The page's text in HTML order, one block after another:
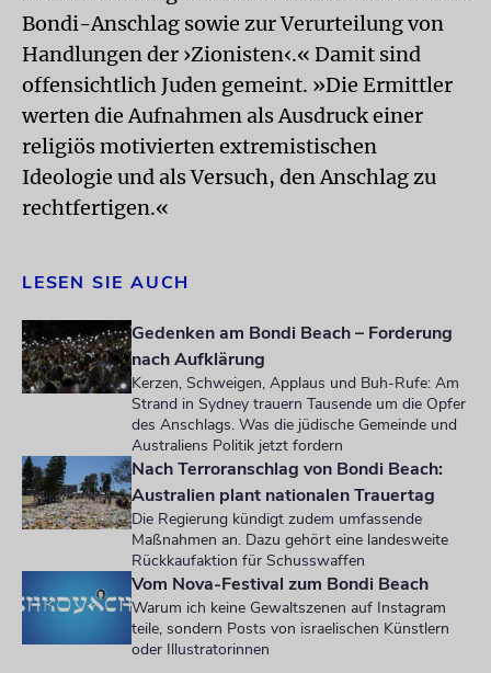
Bondi-Anschlag sowie zur Verurteilung von
Handlungen der ›Zionisten‹.« Damit sind
offensichtlich Juden gemeint. »Die Ermittler
werten die Aufnahmen als Ausdruck einer
religiös motivierten extremistischen
Ideologie und als Versuch, den Anschlag zu
rechtfertigen.«
LESEN SIE AUCH
Gedenken am Bondi Beach – Forderung
nach Aufklärung
Kerzen, Schweigen, Applaus und Buh-Rufe: Am
Strand in Sydney trauern Tausende um die Opfer
des Anschlags. Was die jüdische Gemeinde und
Australiens Politik jetzt fordern
Nach Terroranschlag von Bondi Beach:
Australien plant nationalen Trauertag
Die Regierung kündigt zudem umfassende
Maßnahmen an. Dazu gehört eine landesweite
Rückkaufaktion für Schusswaffen
Vom Nova-Festival zum Bondi Beach
Warum ich keine Gewaltszenen auf Instagram
teile, sondern Posts von israelischen Künstlern
oder Illustratorinnen